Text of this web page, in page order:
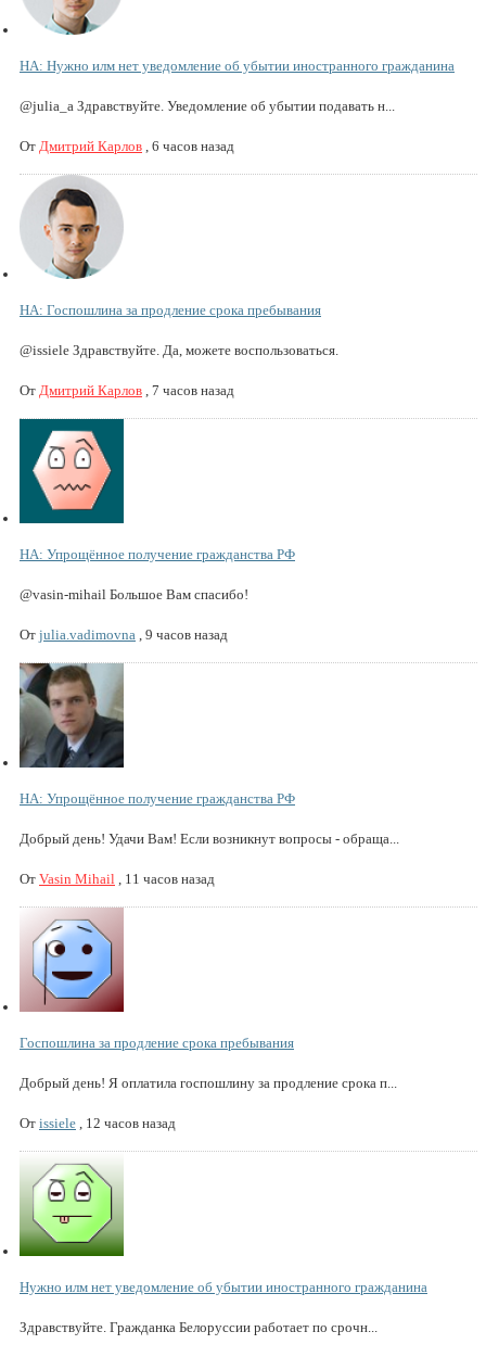
НА: Нужно илм нет уведомление об убытии иностранного гражданина
@julia_a Здравствуйте. Уведомление об убытии подавать н...
От Дмитрий Карлов 6 часов назад
НА: Госпошлина за продление срока пребывания
@issiele Здравствуйте. Да, можете воспользоваться.
От Дмитрий Карлов 7 часов назад
НА: Упрощённое получение гражданства РФ
@vasin-mihail Большое Вам спасибо!
От julia.vadimovna 9 часов назад
НА: Упрощённое получение гражданства РФ
Добрый день! Удачи Вам! Если возникнут вопросы - обраща...
От Vasin Mihail 11 часов назад
Госпошлина за продление срока пребывания
Добрый день! Я оплатила госпошлину за продление срока п...
От issiele 12 часов назад
Нужно илм нет уведомление об убытии иностранного гражданина
Здравствуйте. Гражданка Белоруссии работает по срочн...